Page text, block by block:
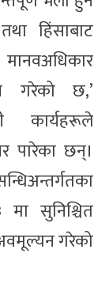
हिंसाबाट
गरेको छ,’
कार्यहरूले
पारेका छन्।
सुनिश्चित
गरेको